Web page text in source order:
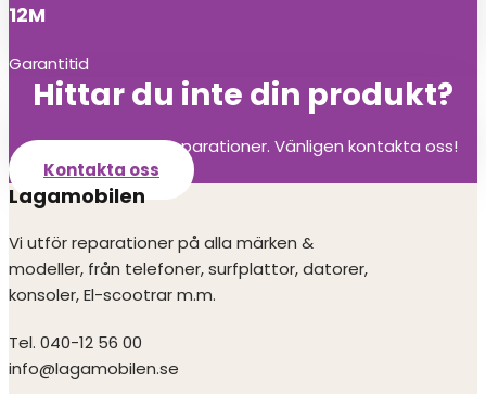
12M
Garantitid
Hittar du inte din produkt?
Vi utför alla olika reparationer. Vänligen kontakta oss!
Kontakta oss
Lagamobilen
Vi utför reparationer på alla märken &
modeller, från telefoner, surfplattor, datorer,
konsoler, El-scootrar m.m.
Tel. 040-12 56 00
info@lagamobilen.se